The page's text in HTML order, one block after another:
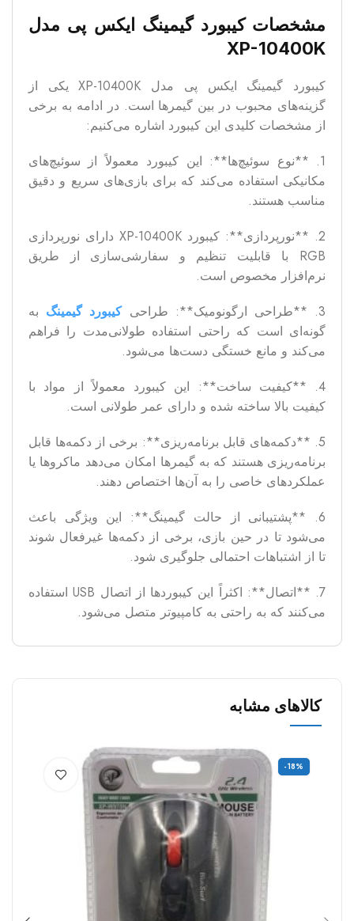
مشخصات کیبورد گیمینگ ایکس پی مدل
XP-10400K
کیبورد گیمینگ ایکس پی مدل XP-10400K یکی از
گزینه‌های محبوب در بین گیمرها است. در ادامه به برخی
از مشخصات کلیدی این کیبورد اشاره می‌کنیم:
1. **نوع سوئیچ‌ها**: این کیبورد معمولاً از سوئیچ‌های
مکانیکی استفاده می‌کند که برای بازی‌های سریع و دقیق
مناسب هستند.
2. **نورپردازی**: کیبورد XP-10400K دارای نورپردازی
RGB با قابلیت تنظیم و سفارشی‌سازی از طریق
نرم‌افزار مخصوص است.
3. **طراحی ارگونومیک**: طراحی
کیبورد گیمینگ به
گونه‌ای است که راحتی استفاده طولانی‌مدت را فراهم
می‌کند و مانع خستگی دست‌ها می‌شود.
4. **کیفیت ساخت**: این کیبورد معمولاً از مواد با
کیفیت بالا ساخته شده و دارای عمر طولانی است.
5. **دکمه‌های قابل برنامه‌ریزی**: برخی از دکمه‌ها قابل
برنامه‌ریزی هستند که به گیمرها امکان می‌دهد ماکروها یا
عملکردهای خاصی را به آن‌ها اختصاص دهند.
6. **پشتیبانی از حالت گیمینگ**: این ویژگی باعث
می‌شود تا در حین بازی، برخی از دکمه‌ها غیرفعال شوند
تا از اشتباهات احتمالی جلوگیری شود.
7. **اتصال**: اکثراً این کیبوردها از اتصال USB استفاده
می‌کنند که به راحتی به کامپیوتر متصل می‌شود.
کالاهای مشابه
-18%